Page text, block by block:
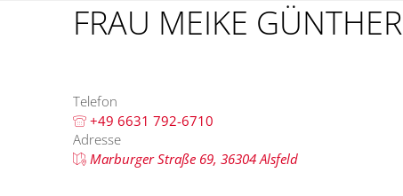
FRAU MEIKE GÜNTHER
Telefon
+49 6631 792-6710
Adresse
Marburger Straße 69, 36304 Alsfeld